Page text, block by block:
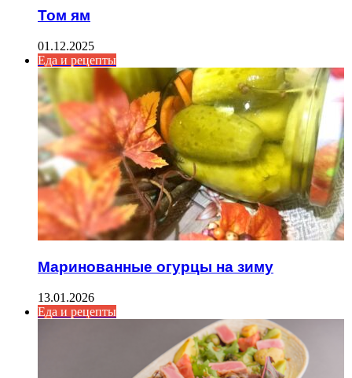
Том ям
01.12.2025
Еда и рецепты
Маринованные огурцы на зиму
13.01.2026
Еда и рецепты